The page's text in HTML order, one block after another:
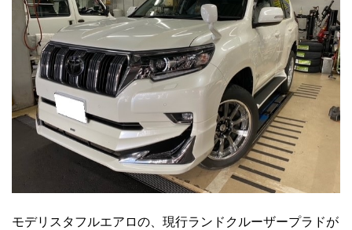
モデリスタフルエアロの、現行ランドクルーザープラドが